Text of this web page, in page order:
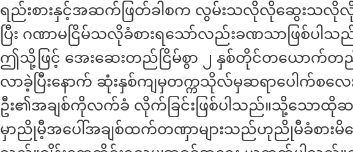
ရည်းစားနှင့်အဆက်ဖြတ်ခါစက လွမ်းသလိုလိုဆွေးသလိုလို
ပြီး ဂဏာမငြိမ်သလိုခံစားရသော်လည်းခဏသာဖြစ်ပါသ
ဤသို့ဖြင့် အေးဆေးတည်ငြိမ်စွာ ၂ နှစ်တိုင်တယောက်တည်
လာခဲ့ပြီးနောက် ဆုံးနှစ်ကျမှတက္ကသိုလ်မှဆရာပေါက်စလ
ဦး၏အချစ်ကိုလက်ခံ လိုက်ခြင်းဖြစ်ပါသည်။သို့သောထိုဆ
မှာညိုမီ့အပေါ်အချစ်ထက်တဏှာများသည်ဟုညိုမီခံစားမိ